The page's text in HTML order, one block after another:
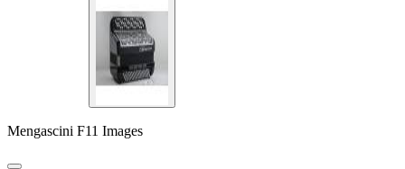
Mengascini F11 Images